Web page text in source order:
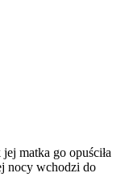
matka go opuściła
nocy wchodzi do